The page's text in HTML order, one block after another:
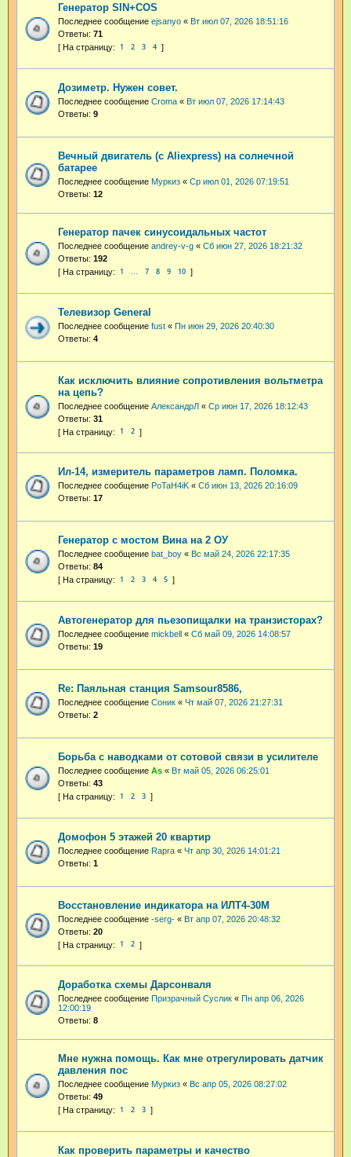
Генератор SIN+COS
Последнее сообщение ejsanyo « Вт июл 07, 2026 18:51:16
Ответы: 71
1 2 3 4
Дозиметр. Нужен совет.
Последнее сообщение Croma « Вт июл 07, 2026 17:14:43
Ответы: 9
Вечный двигатель (с Aliexpress) на солнечной
батарее
Последнее сообщение Муркиз « Ср июл 01, 2026 07:19:51
Ответы: 12
Генератор пачек синусоидальных частот
Последнее сообщение andrey-v-g « Сб июн 27, 2026 18:21:32
Ответы: 192
1 … 7 8 9 10
Телевизор General
Последнее сообщение fust « Пн июн 29, 2026 20:40:30
Ответы: 4
Как исключить влияние сопротивления вольтметра
на цепь?
Последнее сообщение АлександрЛ « Ср июн 17, 2026 18:12:43
Ответы: 31
1 2
Ил-14, измеритель параметров ламп. Поломка.
Последнее сообщение PoTaH4iK « Сб июн 13, 2026 20:16:09
Ответы: 17
Генератор с мостом Вина на 2 ОУ
Последнее сообщение bat_boy « Вс май 24, 2026 22:17:35
Ответы: 84
1 2 3 4 5
Автогенератор для пьезопищалки на транзисторах?
Последнее сообщение mickbell « Сб май 09, 2026 14:08:57
Ответы: 19
Re: Паяльная станция Samsour8586,
Последнее сообщение Соник « Чт май 07, 2026 21:27:31
Ответы: 2
Борьба с наводками от сотовой связи в усилителе
Последнее сообщение As « Вт май 05, 2026 06:25:01
Ответы: 43
1 2 3
Домофон 5 этажей 20 квартир
Последнее сообщение Rapra « Чт апр 30, 2026 14:01:21
Ответы: 1
Восстановление индикатора на ИЛТ4-30М
Последнее сообщение -serg- « Вт апр 07, 2026 20:48:32
Ответы: 20
1 2
Доработка схемы Дарсонваля
Последнее сообщение Призрачный Суслик « Пн апр 06, 2026
12:00:19
Ответы: 8
Мне нужна помощь. Как мне отрегулировать датчик
давления пос
Последнее сообщение Муркиз « Вс апр 05, 2026 08:27:02
Ответы: 49
1 2 3
Как проверить параметры и качество